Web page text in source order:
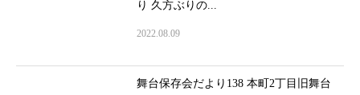
り 久方ぶりの...
2022.08.09
舞台保存会だより138 本町2丁目旧舞台